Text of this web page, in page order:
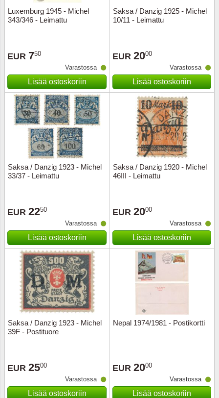
Luxemburg 1945 - Michel
343/346 - Leimattu
EUR 750
Varastossa
Lisää ostoskoriin
Saksa / Danzig 1925 - Michel
10/11 - Leimattu
EUR 2000
Varastossa
Lisää ostoskoriin
Saksa / Danzig 1923 - Michel
33/37 - Leimattu
EUR 2250
Varastossa
Lisää ostoskoriin
Saksa / Danzig 1920 - Michel
46III - Leimattu
EUR 2000
Varastossa
Lisää ostoskoriin
Saksa / Danzig 1923 - Michel
39F - Postituore
EUR 2500
Varastossa
Lisää ostoskoriin
Nepal 1974/1981 - Postikortti
EUR 2000
Varastossa
Lisää ostoskoriin